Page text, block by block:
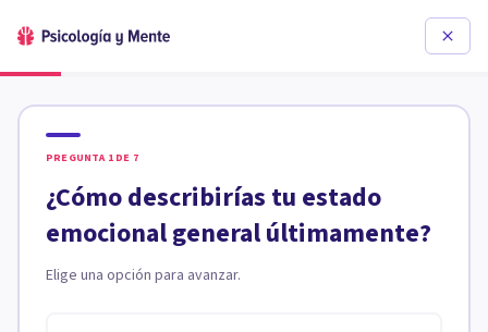
PREGUNTA 1 DE 7
¿Cómo describirías tu estado
emocional general últimamente?
Elige una opción para avanzar.